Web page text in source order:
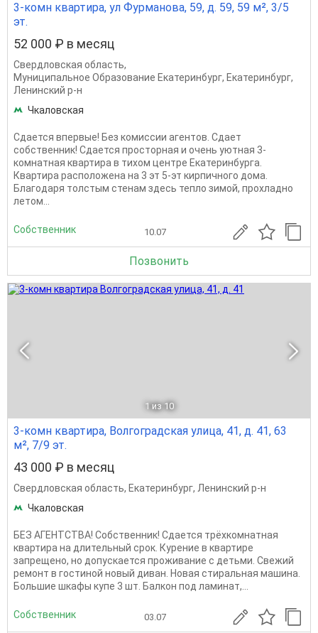
3-комн квартира, ул Фурманова, 59, д. 59, 59 м², 3/5
эт.
52 000 ₽ в месяц
Свердловская область,
Муниципальное Образование Екатеринбург, Екатеринбург,
Ленинский р-н
Чкаловская
Сдается впервые! Без комиссии агентов. Сдает
собственник! Сдается просторная и очень уютная 3-
комнатная квартира в тихом центре Екатеринбурга.
Квартира расположена на 3 эт 5-эт кирпичного дома.
Благодаря толстым стенам здесь тепло зимой, прохладно
летом...
Собственник 10.07
Позвонить
1 из 10
3-комн квартира, Волгоградская улица, 41, д. 41, 63
м², 7/9 эт.
43 000 ₽ в месяц
Свердловская область, Екатеринбург, Ленинский р-н
Чкаловская
БЕЗ АГЕНТСТВА! Собственник! Сдается трёхкомнатная
квартира на длительный срок. Курение в квартире
запрещено, но допускается проживание с детьми. Свежий
ремонт в гостиной новый диван. Новая стиральная машина.
Большие шкафы купе 3 шт. Балкон под ламинат,...
Собственник 03.07